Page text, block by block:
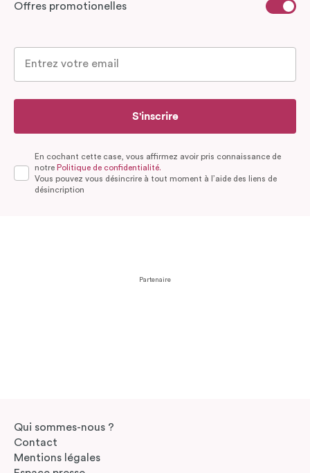
Offres promotionelles
S'inscrire
En cochant cette case, vous affirmez avoir pris connaissance de
notre Politique de confidentialité.
Vous pouvez vous désincrire à tout moment à l’aide des liens de
désincription
Partenaire
Qui sommes-nous ?
Contact
Mentions légales